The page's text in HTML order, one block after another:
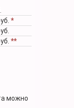
*
**
можно